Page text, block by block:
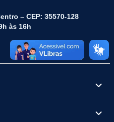
– CEP: 35570-128
às 16h